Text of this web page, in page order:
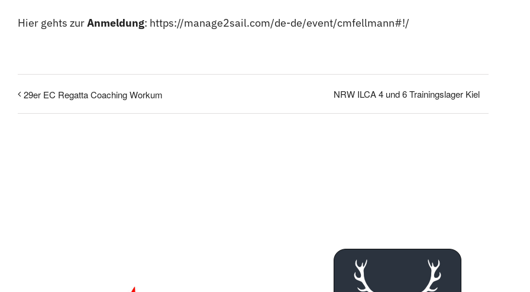
Hier gehts zurAnmeldung: https://manage2sail.com/de-de/event/cmfellmann#!/
29er EC Regatta Coaching Workum NRW ILCA 4 und 6 Trainingslager Kiel